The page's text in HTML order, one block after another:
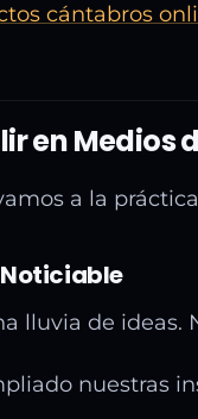
cántabros
en Medios
a la
Noticiable
lluvia de
nuestras